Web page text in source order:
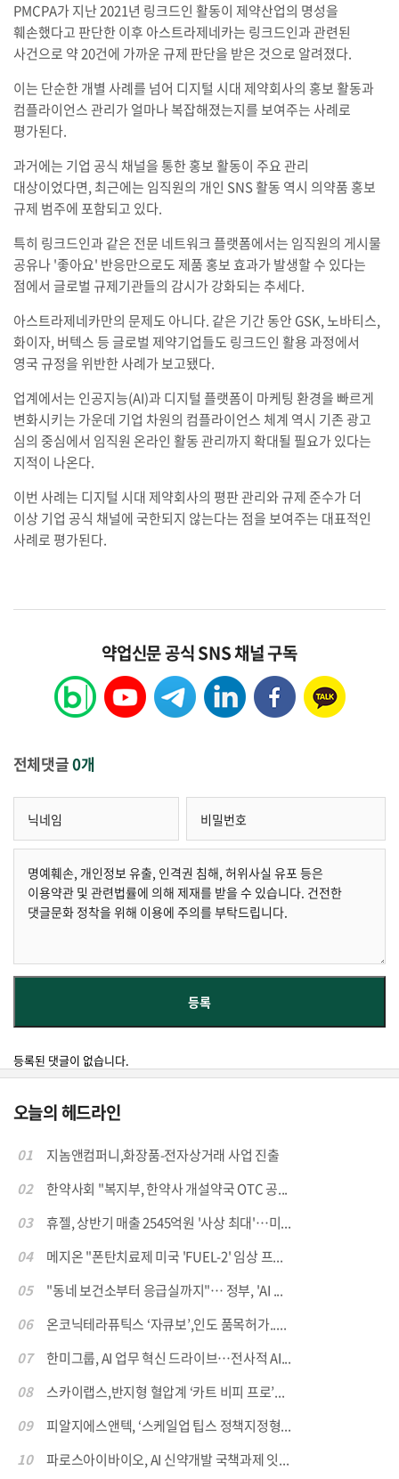
PMCPA가 지난 2021년 링크드인 활동이 제약산업의 명성을
훼손했다고 판단한 이후 아스트라제네카는 링크드인과 관련된
사건으로 약 20건에 가까운 규제 판단을 받은 것으로 알려졌다.
이는 단순한 개별 사례를 넘어 디지털 시대 제약회사의 홍보 활동과
컴플라이언스 관리가 얼마나 복잡해졌는지를 보여주는 사례로
평가된다.
과거에는 기업 공식 채널을 통한 홍보 활동이 주요 관리
대상이었다면, 최근에는 임직원의 개인 SNS 활동 역시 의약품 홍보
규제 범주에 포함되고 있다.
특히 링크드인과 같은 전문 네트워크 플랫폼에서는 임직원의 게시물
공유나 '좋아요' 반응만으로도 제품 홍보 효과가 발생할 수 있다는
점에서 글로벌 규제기관들의 감시가 강화되는 추세다.
아스트라제네카만의 문제도 아니다. 같은 기간 동안 GSK, 노바티스,
화이자, 버텍스 등 글로벌 제약기업들도 링크드인 활용 과정에서
영국 규정을 위반한 사례가 보고됐다.
업계에서는 인공지능(AI)과 디지털 플랫폼이 마케팅 환경을 빠르게
변화시키는 가운데 기업 차원의 컴플라이언스 체계 역시 기존 광고
심의 중심에서 임직원 온라인 활동 관리까지 확대될 필요가 있다는
지적이 나온다.
이번 사례는 디지털 시대 제약회사의 평판 관리와 규제 준수가 더
이상 기업 공식 채널에 국한되지 않는다는 점을 보여주는 대표적인
사례로 평가된다.
약업신문 공식 SNS 채널 구독
전체댓글0개
등록된 댓글이 없습니다.
오늘의 헤드라인
01
지놈앤컴퍼니,화장품-전자상거래 사업 진출
02
한약사회 "복지부, 한약사 개설약국 OTC 공...
03
휴젤, 상반기 매출 2545억원 '사상 최대'…미...
04
메지온 "폰탄치료제 미국 'FUEL-2' 임상 프...
05
"동네 보건소부터 응급실까지"… 정부, 'AI ...
06
온코닉테라퓨틱스 ‘자큐보’,인도 품목허가.....
07
한미그룹, AI 업무 혁신 드라이브…전사적 AI...
08
스카이랩스,반지형 혈압계 ‘카트 비피 프로’...
09
피알지에스앤텍, ‘스케일업 팁스 정책지정형...
10
파로스아이바이오, AI 신약개발 국책과제 잇...